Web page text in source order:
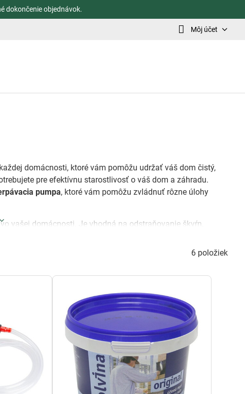
dokončenie objednávok.
Môj účet
domácnosti, ktoré vám pomôžu udržať váš dom čistý,
pre efektívnu starostlivosť o váš dom a záhradu.
pumpa, ktoré vám pomôžu zvládnuť rôzne úlohy
vašej domácnosti. Je vhodná na odstraňovanie škvŕn,
a zariadení vo vašej domácnosti. S jej pomocou
chod vašich zariadení.
pomocou dokážete ľahko a efektívne vyčistiť rôzne povrchy,
súčasťou každej domácnosti a zabezpečí vám dlhodobú a
vo vašej domácnosti alebo záhrade. S jej pomocou
na druhé. Je ideálna nielen pre domáce použitie, ale aj pre
6 položiek